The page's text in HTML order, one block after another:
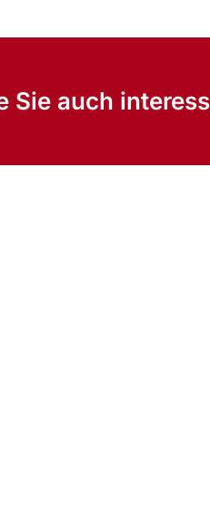
Sie auch